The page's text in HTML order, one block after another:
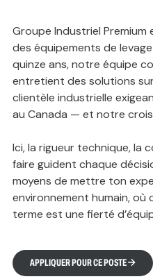
Groupe Industriel
des équipements de
quinze ans, notre équipe
entretient des solutions
clientèle industrielle
au Canada — et notre
Ici, la rigueur technique, la
faire guident chaque
moyens de mettre ton
environnement humain, où
terme est une fierté
APPLIQUER POUR CE POSTE